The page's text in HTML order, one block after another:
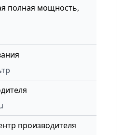
полная мощность,
производителя